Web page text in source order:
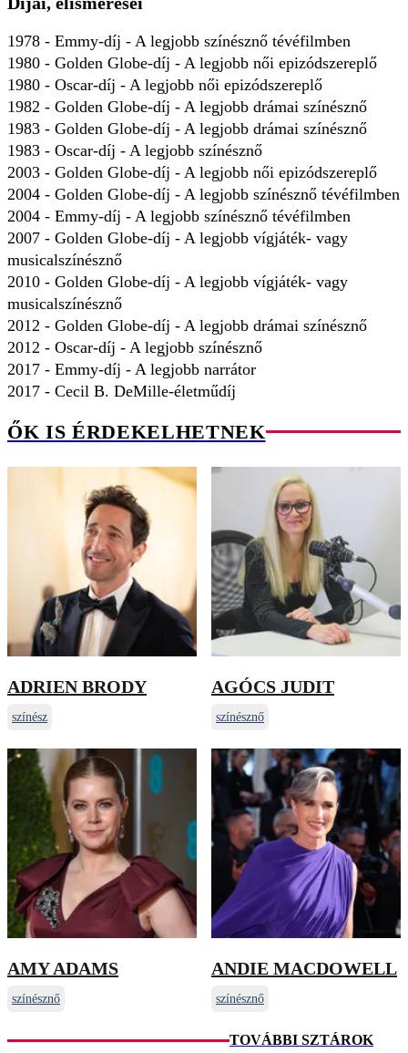
1978 - Emmy-díj - A legjobb színésznő tévéfilmben
1980 - Golden Globe-díj - A legjobb női epizódszereplő
1980 - Oscar-díj - A legjobb női epizódszereplő
1982 - Golden Globe-díj - A legjobb drámai színésznő
1983 - Golden Globe-díj - A legjobb drámai színésznő
1983 - Oscar-díj - A legjobb színésznő
2003 - Golden Globe-díj - A legjobb női epizódszereplő
2004 - Golden Globe-díj - A legjobb színésznő tévéfilmben
2004 - Emmy-díj - A legjobb színésznő tévéfilmben
2007 - Golden Globe-díj - A legjobb vígjáték- vagy
musicalszínésznő
2010 - Golden Globe-díj - A legjobb vígjáték- vagy
musicalszínésznő
2012 - Golden Globe-díj - A legjobb drámai színésznő
2012 - Oscar-díj - A legjobb színésznő
2017 - Emmy-díj - A legjobb narrátor
2017 - Cecil B. DeMille-életműdíj
ŐK IS ÉRDEKELHETNEK
ADRIEN BRODY
színész
AGÓCS JUDIT
színésznő
AMY ADAMS
színésznő
ANDIE MACDOWELL
színésznő
TOVÁBBI SZTÁROK